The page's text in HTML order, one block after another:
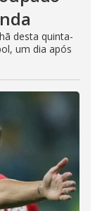
desta quinta-
um dia após